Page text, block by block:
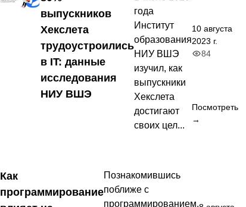
выпускников
Хекслета
трудоустроились
в IT: данные
исследования
НИУ ВШЭ
года
Институт
образования
НИУ ВШЭ
изучил, как
выпускники
Хекслета
достигают
своих цел...
10 августа
2023 г.
84
Посмотреть
→
Как
программирование
Познакомившись
поближе с
программированием,